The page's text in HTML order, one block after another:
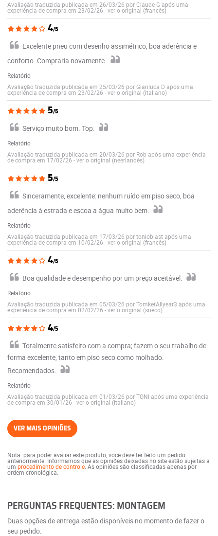
Avaliação traduzida publicada em 26/03/26 por Claude G após uma
experiência de compra em 23/02/26 -ver o original (francês)
4/5
Excelente pneu com desenho assimétrico, boa aderência e
conforto. Compraria novamente.
Relatório
Avaliação traduzida publicada em 25/03/26 por Gianluca D após uma
experiência de compra em 23/02/26 -ver o original (italiano)
5/5
Serviço muito bom. Top.
Relatório
Avaliação traduzida publicada em 20/03/26 por Rob após uma experiência
de compra em 17/02/26 -ver o original (neerlandês)
5/5
Sinceramente, excelente: nenhum ruído em piso seco, boa
aderência à estrada e escoa a água muito bem.
Relatório
Avaliação traduzida publicada em 17/03/26 por tonioblast após uma
experiência de compra em 10/02/26 -ver o original (francês)
4/5
Boa qualidade e desempenho por um preço aceitável.
Relatório
Avaliação traduzida publicada em 05/03/26 por TomketAllyear3 após uma
experiência de compra em 02/02/26 -ver o original (sueco)
4/5
Totalmente satisfeito com a compra; fazem o seu trabalho de
forma excelente, tanto em piso seco como molhado.
Recomendados.
Relatório
Avaliação traduzida publicada em 01/03/26 por TONI após uma experiência
de compra em 30/01/26 -ver o original (italiano)
VER MAIS OPINIÕES
Nota: para poder avaliar este produto, você deve ter feito um pedido
anteriormente. Informamos que as opiniões deixadas no site estão sujeitas a
um procedimento de controle . As opiniões são classificadas apenas por
ordem cronológica.
PERGUNTAS FREQUENTES: MONTAGEM
Duas opções de entrega estão disponíveis no momento de fazer o
seu pedido: